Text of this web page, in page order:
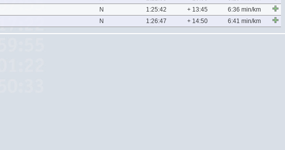
N 1:25:42 + 13:45
6:36 min/km
N 1:26:47 + 14:50 6:41 min/km